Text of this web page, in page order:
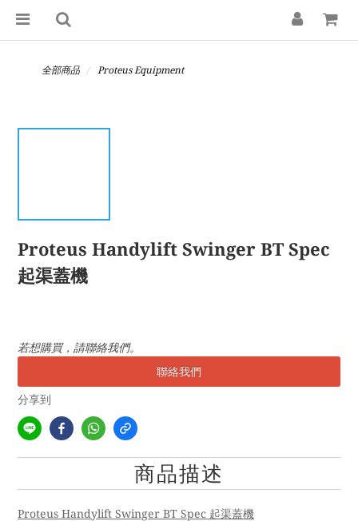
全部商品 Proteus Equipment
Proteus Handylift Swinger BT Spec
起渠蓋機
若想購買，請聯絡我們。
聯絡我們
分享到
商品描述
Proteus Handylift Swinger BT Spec 起渠蓋機